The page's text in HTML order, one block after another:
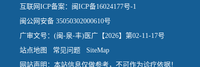
互联网ICP备案：闽ICP备16024177号-1
闽公网安备 35050302000610号
广审文号：(闽-泉-丰)医广【2026】第02-11-17号
站点地图
常见问题
SiteMap
网站声明：本站信息仅做参考，不可作为诊疗依据！